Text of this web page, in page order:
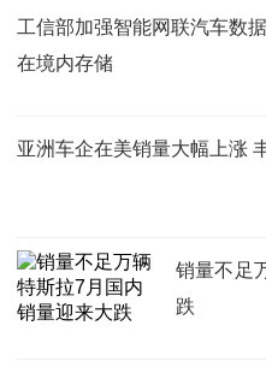
工信部加强智能网联汽车数
在境内存储
亚洲车企在美销量大幅上涨
销量不足
跌